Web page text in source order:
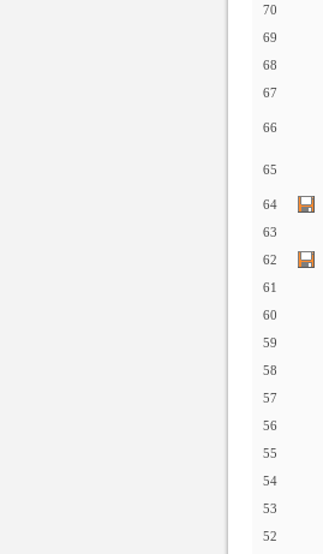
70
69
68
67
66
65
64
63
62
61
60
59
58
57
56
55
54
53
52